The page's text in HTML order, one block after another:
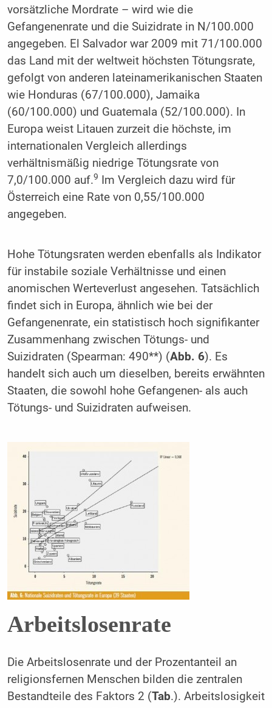
vorsätzliche Mordrate – wird wie die
Gefangenenrate und die Suizidrate in N/100.000
angegeben. El Salvador war 2009 mit 71/100.000
das Land mit der weltweit höchsten Tötungsrate,
gefolgt von anderen lateinamerikanischen Staaten
wie Honduras (67/100.000), Jamaika
(60/100.000) und Guatemala (52/100.000). In
Europa weist Litauen zurzeit die höchste, im
internationalen Vergleich allerdings
verhältnismäßig niedrige Tötungsrate von
7,0/100.000 auf.9
Im Vergleich dazu wird für
Österreich eine Rate von 0,55/100.000
angegeben.
Hohe Tötungsraten werden ebenfalls als Indikator
für instabile soziale Verhältnisse und einen
anomischen Werteverlust angesehen. Tatsächlich
findet sich in Europa, ähnlich wie bei der
Gefangenenrate, ein statistisch hoch signifikanter
Zusammenhang zwischen Tötungs- und
Suizidraten (Spearman: 490**) (Abb. 6). Es
handelt sich auch um dieselben, bereits erwähnten
Staaten, die sowohl hohe Gefangenen- als auch
Tötungs- und Suizidraten aufweisen.
Arbeitslosenrate
Die Arbeitslosenrate und der Prozentanteil an
religionsfernen Menschen bilden die zentralen
Bestandteile des Faktors 2 (Tab.). Arbeitslosigkeit